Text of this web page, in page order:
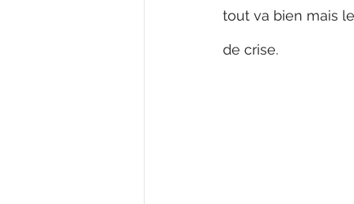
tout va bien mais
de crise.